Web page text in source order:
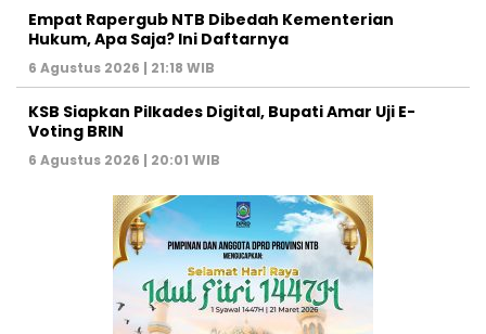
Empat Rapergub NTB Dibedah Kementerian
Hukum, Apa Saja? Ini Daftarnya
6 Agustus 2026 | 21:18 WIB
KSB Siapkan Pilkades Digital, Bupati Amar Uji E-
Voting BRIN
6 Agustus 2026 | 20:01 WIB